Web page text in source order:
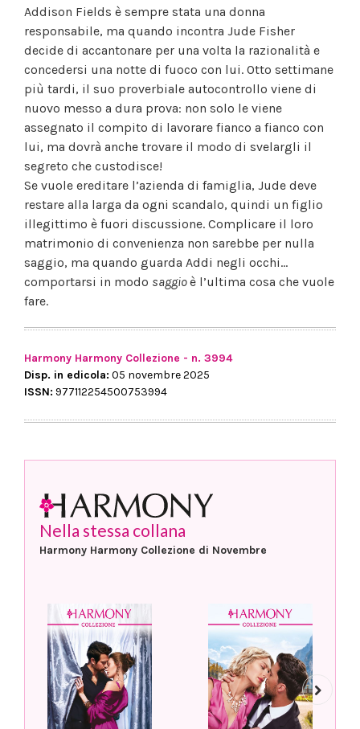
Addison Fields è sempre stata una donna
responsabile, ma quando incontra Jude Fisher
decide di accantonare per una volta la razionalità e
concedersi una notte di fuoco con lui. Otto settimane
più tardi, il suo proverbiale autocontrollo viene di
nuovo messo a dura prova: non solo le viene
assegnato il compito di lavorare fianco a fianco con
lui, ma dovrà anche trovare il modo di svelargli il
segreto che custodisce!
Se vuole ereditare l’azienda di famiglia, Jude deve
restare alla larga da ogni scandalo, quindi un figlio
illegittimo è fuori discussione. Complicare il loro
matrimonio di convenienza non sarebbe per nulla
saggio, ma quando guarda Addi negli occhi…
comportarsi in modo saggioè l’ultima cosa che vuole
fare.
Harmony Harmony Collezione - n. 3994
Disp. in edicola: 05 novembre 2025
ISSN: 977112254500753994
Nella stessa collana
Harmony Harmony Collezione di Novembre
Next